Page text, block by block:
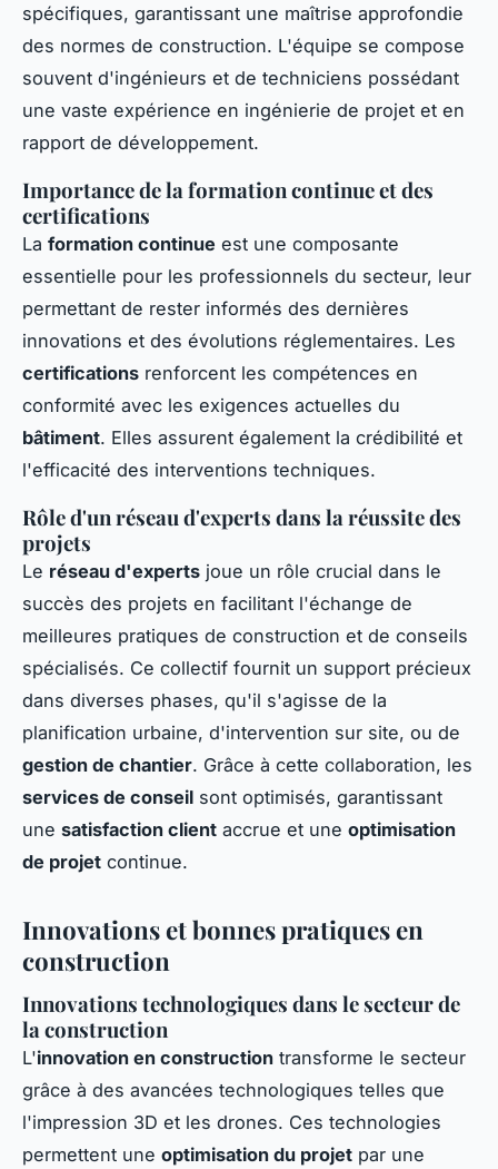
spécifiques, garantissant une maîtrise approfondie
des normes de construction. L'équipe se compose
souvent d'ingénieurs et de techniciens possédant
une vaste expérience en ingénierie de projet et en
rapport de développement.
Importance de la formation continue et des
certifications
La formation continue est une composante
essentielle pour les professionnels du secteur, leur
permettant de rester informés des dernières
innovations et des évolutions réglementaires. Les
certifications renforcent les compétences en
conformité avec les exigences actuelles du
bâtiment. Elles assurent également la crédibilité et
l'efficacité des interventions techniques.
Rôle d'un réseau d'experts dans la réussite des
projets
Le réseau d'experts joue un rôle crucial dans le
succès des projets en facilitant l'échange de
meilleures pratiques de construction et de conseils
spécialisés. Ce collectif fournit un support précieux
dans diverses phases, qu'il s'agisse de la
planification urbaine, d'intervention sur site, ou de
gestion de chantier. Grâce à cette collaboration, les
services de conseil sont optimisés, garantissant
une satisfaction client accrue et une optimisation
de projet continue.
Innovations et bonnes pratiques en
construction
Innovations technologiques dans le secteur de
la construction
L'innovation en construction transforme le secteur
grâce à des avancées technologiques telles que
l'impression 3D et les drones. Ces technologies
permettent une optimisation du projet par une